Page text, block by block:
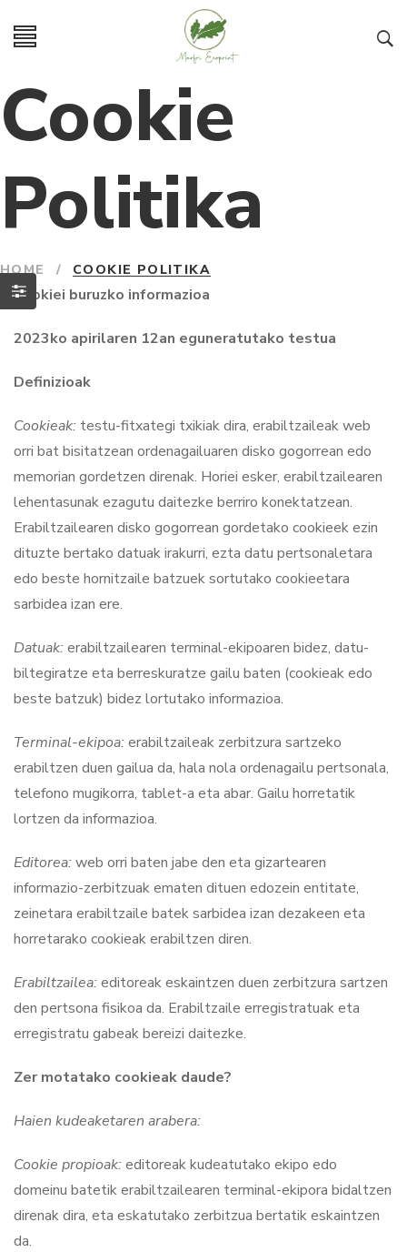
Cookie
Politika
HOME / COOKIE POLITIKA
Cookiei buruzko informazioa
2023ko apirilaren 12an eguneratutako testua
Definizioak
Cookieak: testu-fitxategi txikiak dira, erabiltzaileak web
orri bat bisitatzean ordenagailuaren disko gogorrean edo
memorian gordetzen direnak. Horiei esker, erabiltzailearen
lehentasunak ezagutu daitezke berriro konektatzean.
Erabiltzailearen disko gogorrean gordetako cookieek ezin
dituzte bertako datuak irakurri, ezta datu pertsonaletara
edo beste hornitzaile batzuek sortutako cookieetara
sarbidea izan ere.
Datuak: erabiltzailearen terminal-ekipoaren bidez, datu-
biltegiratze eta berreskuratze gailu baten (cookieak edo
beste batzuk) bidez lortutako informazioa.
Terminal-ekipoa: erabiltzaileak zerbitzura sartzeko
erabiltzen duen gailua da, hala nola ordenagailu pertsonala,
telefono mugikorra, tablet-a eta abar. Gailu horretatik
lortzen da informazioa.
Editorea: web orri baten jabe den eta gizartearen
informazio-zerbitzuak ematen dituen edozein entitate,
zeinetara erabiltzaile batek sarbidea izan dezakeen eta
horretarako cookieak erabiltzen diren.
Erabiltzailea: editoreak eskaintzen duen zerbitzura sartzen
den pertsona fisikoa da. Erabiltzaile erregistratuak eta
erregistratu gabeak bereizi daitezke.
Zer motatako cookieak daude?
Haien kudeaketaren arabera:
Cookie propioak: editoreak kudeatutako ekipo edo
domeinu batetik erabiltzailearen terminal-ekipora bidaltzen
direnak dira, eta eskatutako zerbitzua bertatik eskaintzen
da.